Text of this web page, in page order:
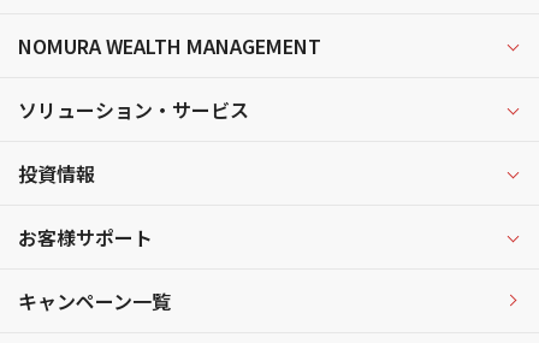
NOMURA WEALTH MANAGEMENT
ソリューション・サービス
投資情報
お客様サポート
キャンペーン一覧